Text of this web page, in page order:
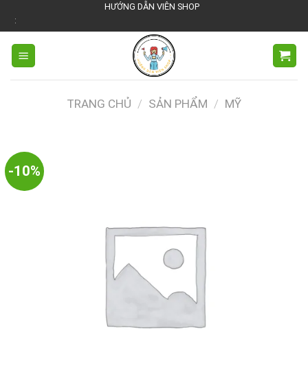
đến
nội
dung
HƯỚNG DẪN VIÊN SHOP
TRANG CHỦ / SẢN PHẨM / MỸ
-10%